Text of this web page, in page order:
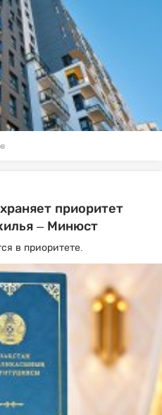
приоритет
– Минюст
в приоритете.